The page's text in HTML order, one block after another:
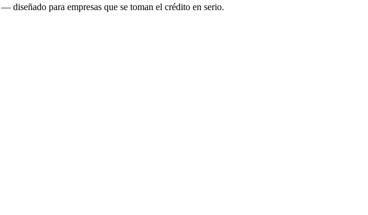
diseñado para empresas que se toman el crédito en serio.